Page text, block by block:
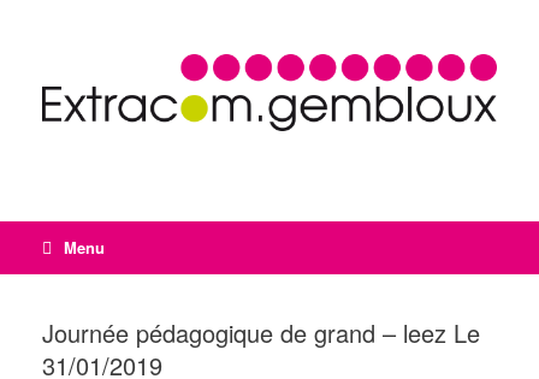
Menu
Journée pédagogique de grand – leez Le
31/01/2019